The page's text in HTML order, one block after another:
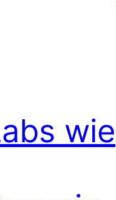
wie